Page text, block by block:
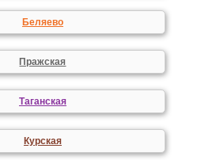
Беляево
Пражская
Таганская
Курская